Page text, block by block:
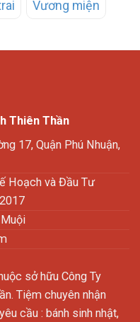
Vương miện
Thiên Thần
17, Quận Phú Nhuận,
Hoạch và Đầu Tư
sở hữu Công Ty
Tiệm chuyên nhận
cầu : bánh sinh nhật,